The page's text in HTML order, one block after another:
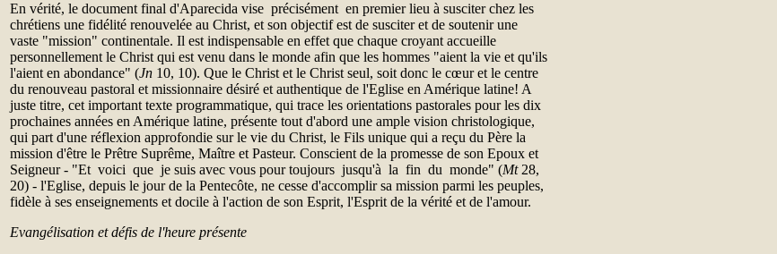
En vérité, le document final d'Aparecida vise précisément en premier lieu à susciter chez les
chrétiens une fidélité renouvelée au Christ, et son objectif est de susciter et de soutenir une
vaste "mission" continentale. Il est indispensable en effet que chaque croyant accueille
personnellement le Christ qui est venu dans le monde afin que les hommes "aient la vie et qu'ils
l'aient en abondance" (Jn 10, 10). Que le Christ et le Christ seul, soit donc le cœur et le centre
du renouveau pastoral et missionnaire désiré et authentique de l'Eglise en Amérique latine! A
juste titre, cet important texte programmatique, qui trace les orientations pastorales pour les dix
prochaines années en Amérique latine, présente tout d'abord une ample vision christologique,
qui part d'une réflexion approfondie sur le vie du Christ, le Fils unique qui a reçu du Père la
mission d'être le Prêtre Suprême, Maître et Pasteur. Conscient de la promesse de son Epoux et
Seigneur - "Et voici que je suis avec vous pour toujours jusqu'à la fin du monde" (Mt28,
20) - l'Eglise, depuis le jour de la Pentecôte, ne cesse d'accomplir sa mission parmi les peuples,
fidèle à ses enseignements et docile à l'action de son Esprit, l'Esprit de la vérité et de l'amour.
Evangélisation et défis de l'heure présente